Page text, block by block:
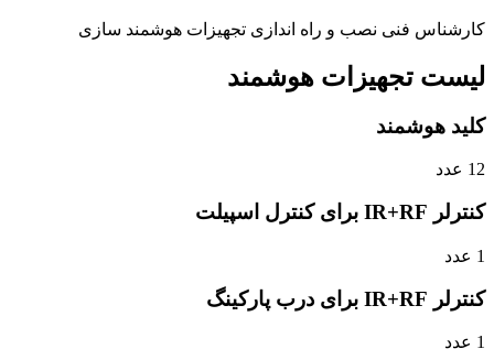
کارشناس فنی نصب و راه اندازی تجهیزات هوشمند سازی
لیست تجهیزات هوشمند
کلید هوشمند
12 عدد
کنترلر IR+RF برای کنترل اسپیلت
1 عدد
کنترلر IR+RF برای درب پارکینگ
1 عدد